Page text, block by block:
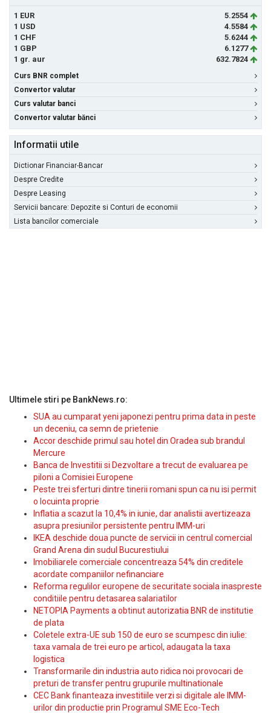
1 EUR
5.2554
1 USD
4.5584
1 CHF
5.6244
1 GBP
6.1277
1 gr. aur
632.7824
Curs BNR complet
Convertor valutar
Curs valutar banci
Convertor valutar bănci
Informatii utile
Dictionar Financiar-Bancar
Despre Credite
Despre Leasing
Servicii bancare: Depozite si Conturi de economii
Lista bancilor comerciale
Ultimele stiri pe BankNews.ro:
SUA au cumparat yeni japonezi pentru prima data in peste
un deceniu, ca semn de prietenie
Accor deschide primul sau hotel din Oradea sub brandul
Mercure
Banca de Investitii si Dezvoltare a trecut de evaluarea pe
piloni a Comisiei Europene
Peste trei sferturi dintre tinerii romani spun ca nu isi permit
o locuinta proprie
Inflatia a scazut la 10,4% in iunie, dar analistii avertizeaza
asupra presiunilor persistente pentru IMM-uri
IKEA deschide doua puncte de servicii in centrul comercial
Grand Arena din sudul Bucurestiului
Imobiliarele comerciale concentreaza 54% din creditele
acordate companiilor nefinanciare
Reforma regulilor europene de securitate sociala inaspreste
conditiile pentru detasarea salariatilor
NETOPIA Payments a obtinut autorizatia BNR de institutie
de plata
Coletele extra-UE sub 150 de euro se scumpesc din iulie:
taxa vamala de trei euro pe articol, adaugata la taxa
logistica
Transformarile din industria auto ridica noi provocari de
preturi de transfer pentru grupurile multinationale
CEC Bank finanteaza investitiile verzi si digitale ale IMM-
urilor din productie prin Programul SME Eco-Tech